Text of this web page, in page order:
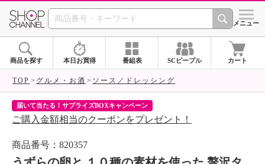
SHOP CHANNEL シメニュー
商品を探す 本日お買得 番組表 SCピープル カート
TOP グルメ・お酒 ソース／ドレッシング
届いて当たる！サプライズBOXキャンペーン
ご購入金額相当のクーポンをプレゼント！
商品番号：820357